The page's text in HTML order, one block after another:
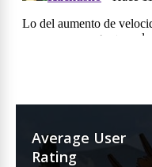
Average User
Rating